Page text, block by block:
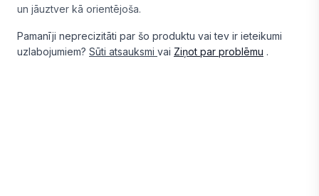
un jāuztver kā orientējoša.
Pamanīji neprecizitāti par šo produktu vai tev ir ieteikumi
uzlabojumiem? Sūti atsauksmi vai Ziņot par problēmu .